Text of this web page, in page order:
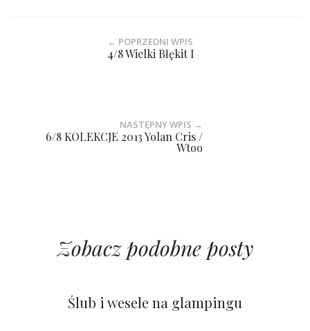
← POPRZEDNI WPIS
4/8 Wielki Błękit I
NASTĘPNY WPIS →
6/8 KOLEKCJE 2013 Yolan Cris /
Wtoo
Zobacz podobne posty
WOW! Zielono i pustynnie
Ślub i wesele na glampingu